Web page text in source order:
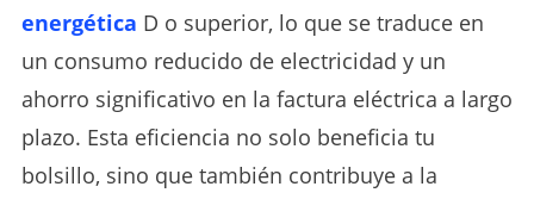
energética D o superior, lo que se traduce en
un consumo reducido de electricidad y un
ahorro significativo en la factura eléctrica a largo
plazo. Esta eficiencia no solo beneficia tu
bolsillo, sino que también contribuye a la